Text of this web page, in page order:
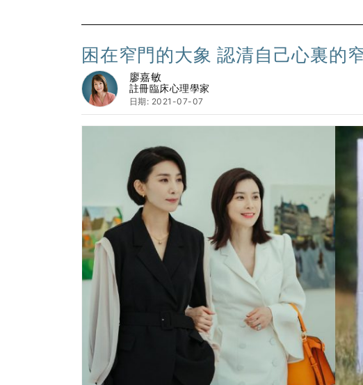
困在窄門的大象 認清自己心裏的
廖嘉敏
註冊臨床心理學家
日期: 2021-07-07